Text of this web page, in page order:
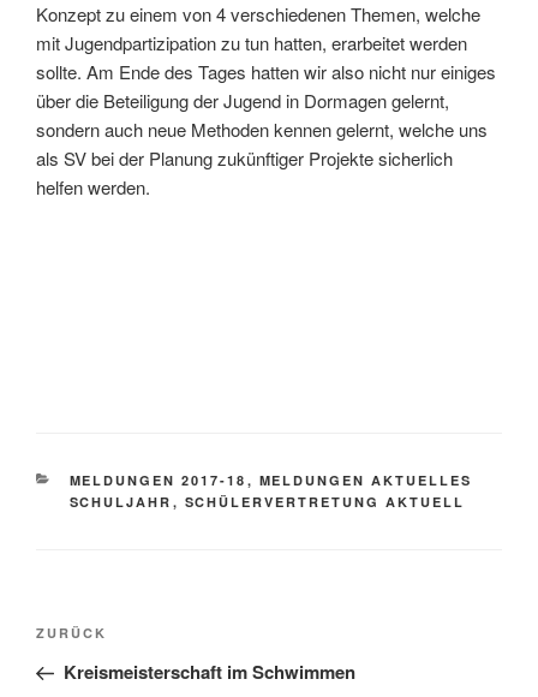
Konzept zu einem von 4 verschiedenen Themen, welche
mit Jugendpartizipation zu tun hatten, erarbeitet werden
sollte. Am Ende des Tages hatten wir also nicht nur einiges
über die Beteiligung der Jugend in Dormagen gelernt,
sondern auch neue Methoden kennen gelernt, welche uns
als SV bei der Planung zukünftiger Projekte sicherlich
helfen werden.
KATEGORIEN
MELDUNGEN 2017-18 , MELDUNGEN AKTUELLES
SCHULJAHR , SCHÜLERVERTRETUNG AKTUELL
Beitragsnavigation
Vorheriger
Beitrag
ZURÜCK
Kreismeisterschaft im Schwimmen